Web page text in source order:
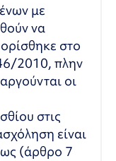
με
να
στο
2010, πλην
οι
στις
είναι
(άρθρο 7